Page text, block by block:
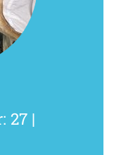
27 |